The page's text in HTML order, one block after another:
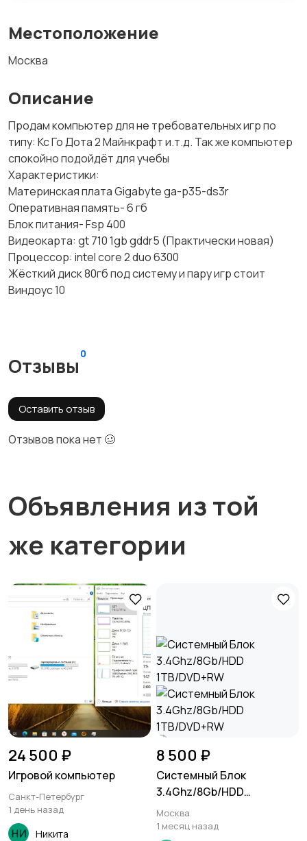
Местоположение
Москва
Описание
Продам компьютер для не требовательных игр по
типу: Кс Го Дота 2 Майнкрафт и.т.д. Так же компьютер
спокойно подойдёт для учебы
Характеристики:
Материнская плата Gigabyte ga-p35-ds3r
Оперативная память- 6 гб
Блок питания- Fsp 400
Видеокарта: gt 710 1gb gddr5 (Практически новая)
Процессор: intel core 2 duo 6300
Жёсткий диск 80гб под систему и пару игр стоит
Виндоус 10
Отзывы
0
Оставить отзыв
Отзывов пока нет 🥴
Объявления из той
же категории
24 500 ₽
Игровой компьютер
Санкт-Петербург
1 день назад
Никита
8 500 ₽
Системный Блок
3.4Ghz/8Gb/HDD
1TB/DVD+RW
Москва
1 месяц назад